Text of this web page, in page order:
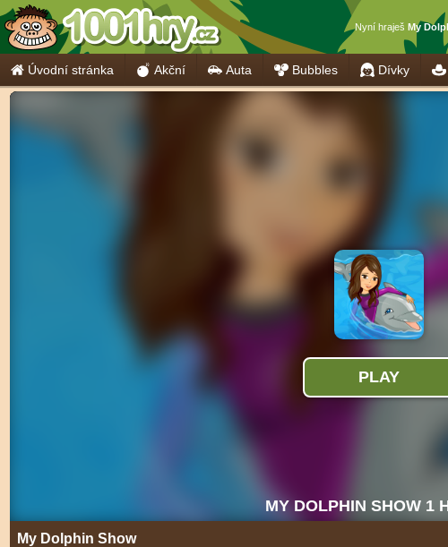
Nyní hraješ My
Úvodní stránka Akční Auta Bubbles Dívky
My Dolphin Show